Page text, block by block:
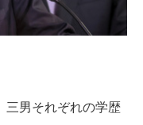
三男それぞれの学歴